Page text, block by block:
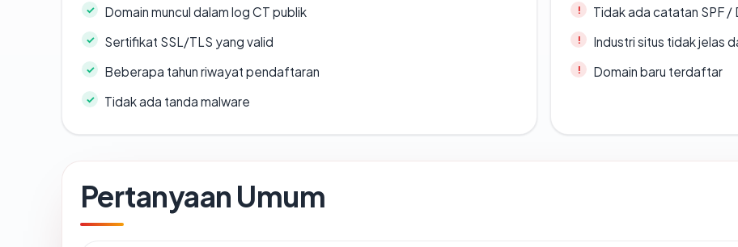
Domain muncul dalam log CT publik
Sertifikat SSL/TLS yang valid
Beberapa tahun riwayat pendaftaran
Tidak ada tanda malware
Tidak ada catatan SPF /
Industri situs tidak jelas
Domain baru terdaftar
Pertanyaan Umum